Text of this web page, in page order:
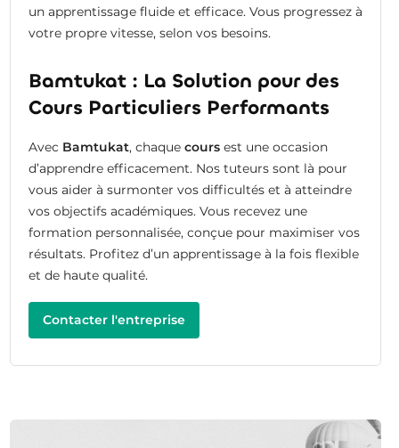
un apprentissage fluide et efficace. Vous progressez à
votre propre vitesse, selon vos besoins.
Bamtukat : La Solution pour des
Cours Particuliers Performants
Avec Bamtukat, chaque coursest une occasion
d’apprendre efficacement. Nos tuteurs sont là pour
vous aider à surmonter vos difficultés et à atteindre
vos objectifs académiques. Vous recevez une
formation personnalisée, conçue pour maximiser vos
résultats. Profitez d’un apprentissage à la fois flexible
et de haute qualité.
Contacter l'entreprise